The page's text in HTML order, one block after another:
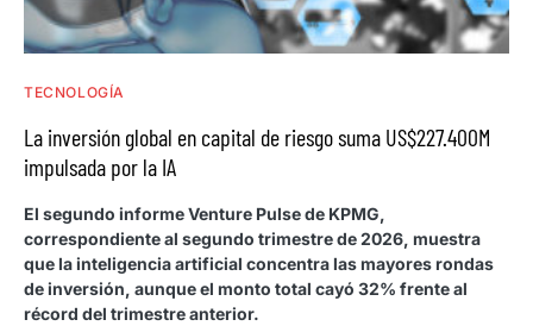
TECNOLOGÍA
La inversión global en capital de riesgo suma US$227.400M
impulsada por la IA
El segundo informe Venture Pulse de KPMG,
correspondiente al segundo trimestre de 2026, muestra
que la inteligencia artificial concentra las mayores rondas
de inversión, aunque el monto total cayó 32% frente al
récord del trimestre anterior.